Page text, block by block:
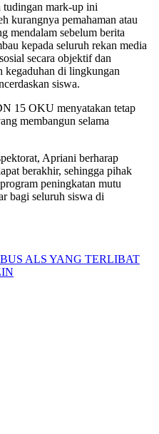
mark-up ini
kurangnya pemahaman atau
mendalam sebelum berita
kepada seluruh rekan media
secara objektif dan
kegaduhan di lingkungan
siswa.
15 OKU menyatakan tetap
membangun selama
Apriani berharap
berakhir, sehingga pihak
peningkatan mutu
bagi seluruh siswa di
ALS YANG TERLIBAT